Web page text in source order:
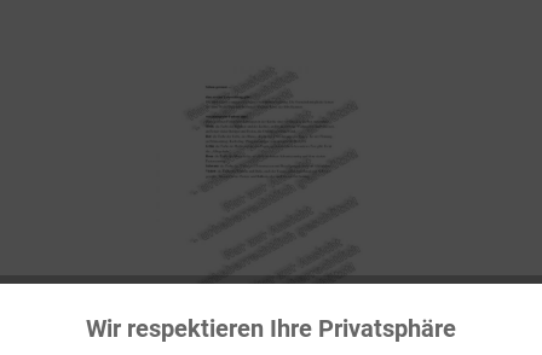
Funktionale Aktiv
Wir respektieren Ihre Privatsphäre